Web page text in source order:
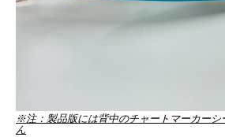
※注：製品版には背中のチャートマーカーシ
ん